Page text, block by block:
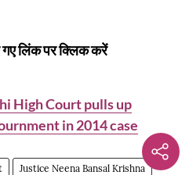
लिंक पर क्लिक करें
High Court pulls up
in 2014 case
Justice Neena Bansal Krishna